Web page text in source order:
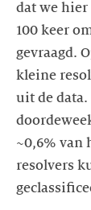
dat we hier
100 keer
gevraagd.
kleine
uit de
~0,6% van
resolvers